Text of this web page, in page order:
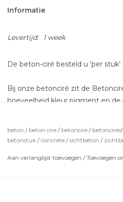
Informatie
Levertijd: 1 week
De beton-ciré besteld u 'per
Bij onze betonciré zit de
hoeveelheid kleur pigment en
Optie's zijn: Impregneer voor
Coating om eea waterdicht te
beton / beton cire / betoncire /
betonstuk /concrete /sichtbeton /
Aan verlanglijst toevoegen /Toevoegen